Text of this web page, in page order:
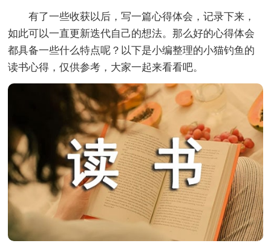
有了一些收获以后，写一篇心得体会，记录下来，
如此可以一直更新迭代自己的想法。那么好的心得体会
都具备一些什么特点呢？以下是小编整理的小猫钓鱼的
读书心得，仅供参考，大家一起来看看吧。